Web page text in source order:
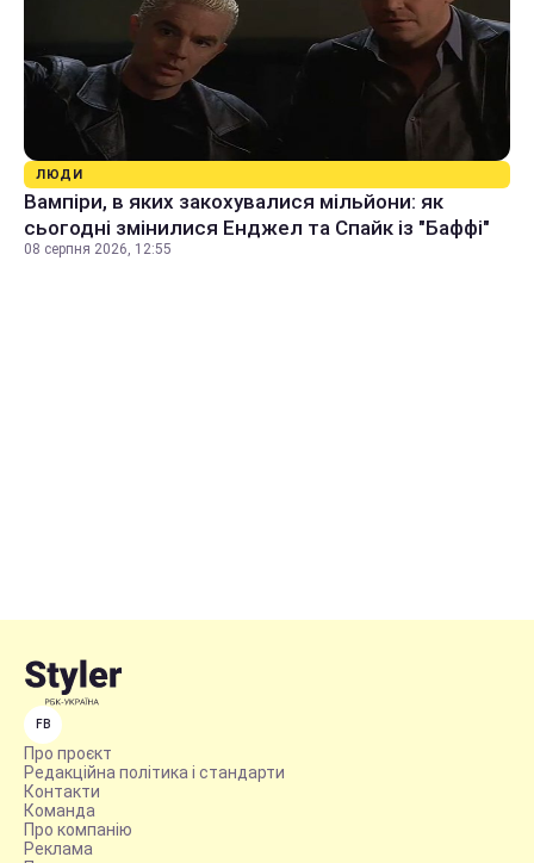
ЛЮДИ
Вампіри, в яких закохувалися мільйони: як
сьогодні змінилися Енджел та Спайк із "Баффі"
08 серпня 2026, 12:55
FB
Про проєкт
Редакційна політика і стандарти
Контакти
Команда
Про компанію
Реклама